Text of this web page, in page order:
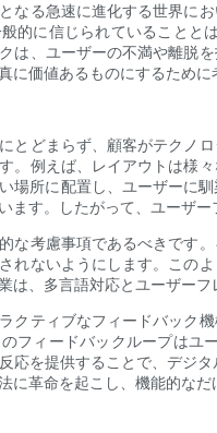
なる急速に進化する世界に
的に信じられていること
は、ユーザーの不満や離脱
に価値あるものにするため
とどまらず、顧客がテクノ
。例えば、レイアウトは様
場所に配置し、ユーザーに
ます。したがって、ユーザ
な考慮事項であるべきです
れないようにします。この
は、多言語対応とユーザー
クティブなフィードバック
フィードバックループは
応を提供することで、デジ
に革命を起こし、機能的な